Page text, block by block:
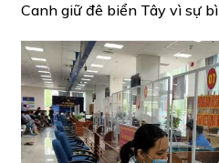
Canh giữ đê biển Tây vì sự